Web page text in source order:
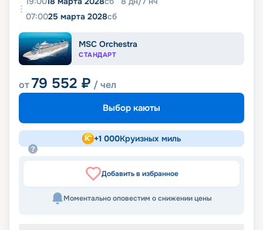
07:0025 марта 2028сб
MSC Orchestra
СТАНДАРТ
от79 552 ₽ / чел
Выбор каюты
+1 000Круизных миль
Добавить в избранное
Моментально оповестим о снижении цены